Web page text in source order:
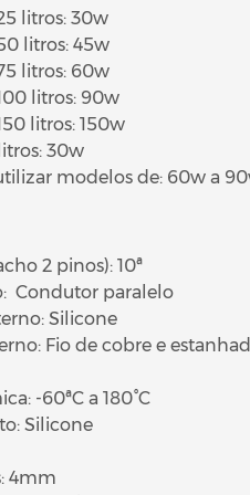
litros: 30w
litros: 45w
litros: 60w
litros: 90w
litros: 150w
30w
modelos de: 60w a
2 pinos): 10ª
Condutor paralelo
Silicone
Fio de cobre e
-60ªC a 180°C
Silicone
4mm